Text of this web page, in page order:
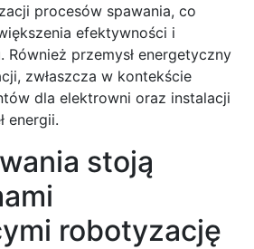
procesów spawania, co
efektywności i
Również przemysł energetyczny
zwłaszcza w kontekście
dla elektrowni oraz instalacji
energii.
stoją
robotyzację